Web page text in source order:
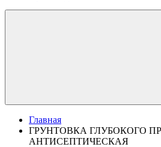
Главная
ГРУНТОВКА ГЛУБОКОГО
АНТИСЕПТИЧЕСКАЯ